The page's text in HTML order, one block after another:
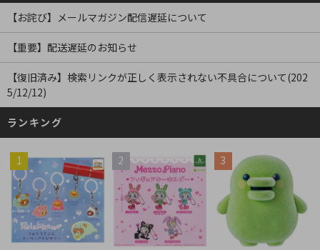
【お詫び】メールマガジン配信遅延について
【重要】配送遅延のお知らせ
【復旧済み】検索リンクが正しく表示されない不具合について(202
5/12/12)
ランキング
1 2 3